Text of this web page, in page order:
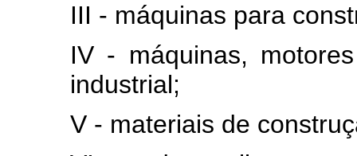
III - máquinas para
IV - máquinas,
industrial;
V - materiais de